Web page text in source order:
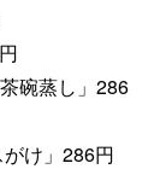
碗蒸し」286
け」286円